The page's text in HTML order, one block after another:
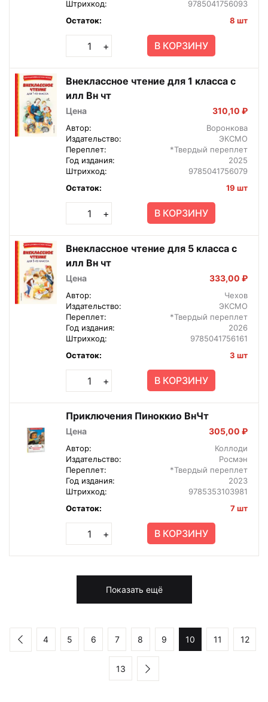
Штрихкод:
9785041756093
Остаток:
8 шт
+ В КОРЗИНУ
Внеклассное чтение для 1 класса с
илл Вн чт
Цена 310,10 ₽
Автор:
Воронкова
Издательство:
ЭКСМО
Переплет:
*Твердый переплет
Год издания:
2025
Штрихкод:
9785041756079
Остаток:
19 шт
+ В КОРЗИНУ
Внеклассное чтение для 5 класса с
илл Вн чт
Цена 333,00 ₽
Автор:
Чехов
Издательство:
ЭКСМО
Переплет:
*Твердый переплет
Год издания:
2026
Штрихкод:
9785041756161
Остаток:
3 шт
+ В КОРЗИНУ
Приключения Пиноккио ВнЧт
Цена 305,00 ₽
Автор:
Коллоди
Издательство:
Росмэн
Переплет:
*Твердый переплет
Год издания:
2023
Штрихкод:
9785353103981
Остаток:
7 шт
+ В КОРЗИНУ
Показать ещё
4 5 6 7 8 9 10 11 12
13